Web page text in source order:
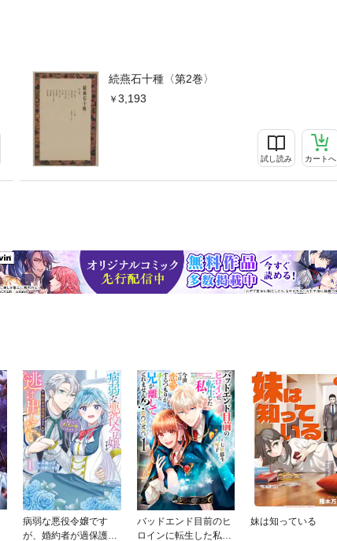
続燕石十種〈第2巻〉
3,193
試し読み カートへ
病弱な悪役令嬢です
が、婚約者が過保護す
バッドエンド目前のヒ
ロインに転生した私、
妹は知っている